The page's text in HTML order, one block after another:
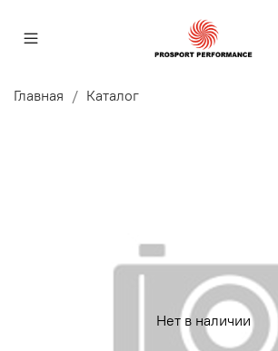
Главная Каталог
Нет в наличии